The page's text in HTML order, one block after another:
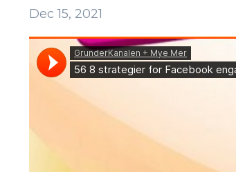
Dec 15, 2021